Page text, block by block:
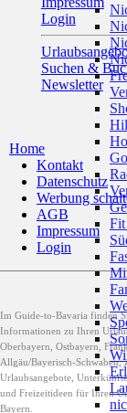
Login
Suchen &
Newsletter
Home
Kontakt
Datenschutz
Werbung
AGB
Impressum
Login
Im Guide-to-Bavaria finden
Informationen zu Ihren
Oberbayern, Ostbayern,
Allgäu/Bayerisch-Schwaben,
Urlaubsangebote,
und Freizeitideen für Ihren
Bayern.
Fit